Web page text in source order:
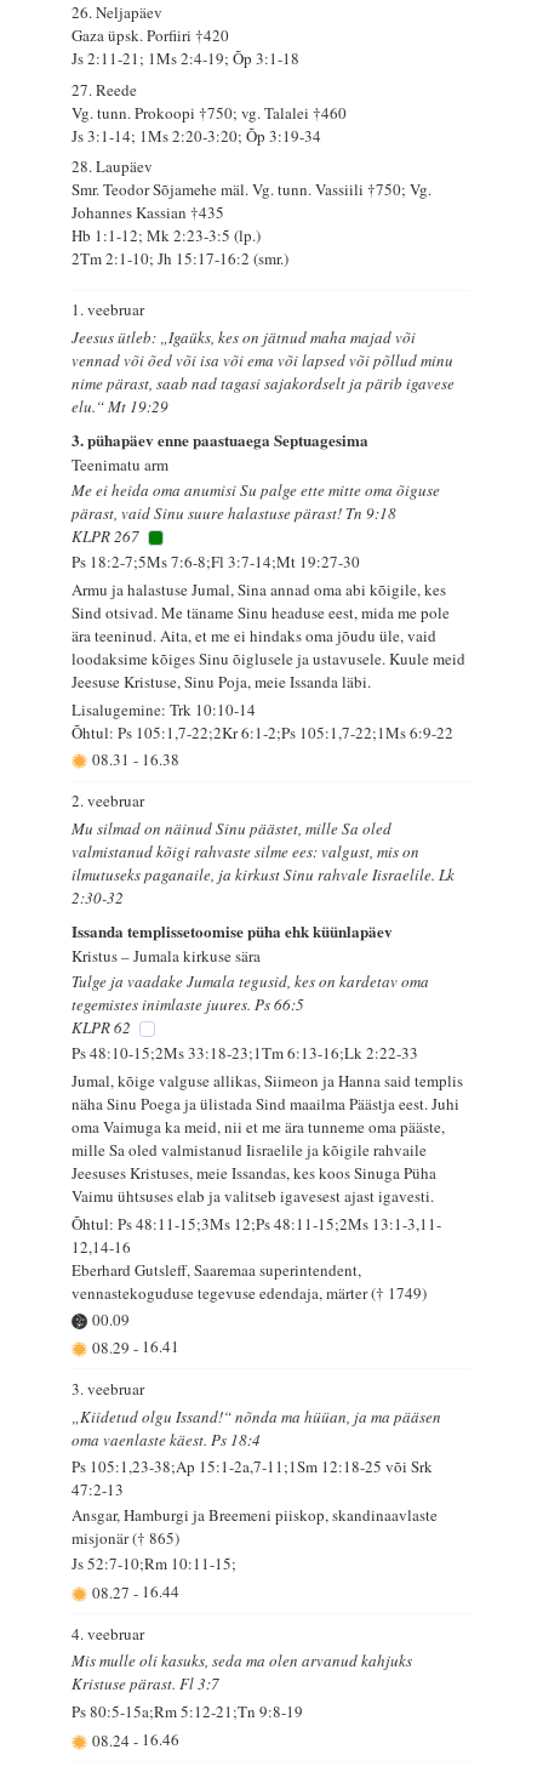
26. Neljapäev
Gaza üpsk. Porfiiri †420
Js 2:11-21; 1Ms 2:4-19; Õp 3:1-18
27. Reede
Vg. tunn. Prokoopi †750; vg. Talalei †460
Js 3:1-14; 1Ms 2:20-3:20; Õp 3:19-34
28. Laupäev
Smr. Teodor Sõjamehe mäl. Vg. tunn. Vassiili †750; Vg.
Johannes Kassian †435
Hb 1:1-12; Mk 2:23-3:5 (lp.)
2Tm 2:1-10; Jh 15:17-16:2 (smr.)
1. veebruar
Jeesus ütleb: „Igaüks, kes on jätnud maha majad või
vennad või õed või isa või ema või lapsed või põllud minu
nime pärast, saab nad tagasi sajakordselt ja pärib igavese
elu.“ Mt 19:29
3. pühapäev enne paastuaega Septuagesima
Teenimatu arm
Me ei heida oma anumisi Su palge ette mitte oma õiguse
pärast, vaid Sinu suure halastuse pärast! Tn 9:18
KLPR 267
Ps 18:2-7;5Ms 7:6-8;Fl 3:7-14;Mt 19:27-30
Armu ja halastuse Jumal, Sina annad oma abi kõigile, kes
Sind otsivad. Me täname Sinu headuse eest, mida me pole
ära teeninud. Aita, et me ei hindaks oma jõudu üle, vaid
loodaksime kõiges Sinu õiglusele ja ustavusele. Kuule meid
Jeesuse Kristuse, Sinu Poja, meie Issanda läbi.
Lisalugemine: Trk 10:10-14
Õhtul: Ps 105:1,7-22;2Kr 6:1-2;Ps 105:1,7-22;1Ms 6:9-22
08.31- 16.38
2. veebruar
Mu silmad on näinud Sinu päästet, mille Sa oled
valmistanud kõigi rahvaste silme ees: valgust, mis on
ilmutuseks paganaile, ja kirkust Sinu rahvale Iisraelile. Lk
2:30-32
Issanda templissetoomise püha ehk küünlapäev
Kristus – Jumala kirkuse sära
Tulge ja vaadake Jumala tegusid, kes on kardetav oma
tegemistes inimlaste juures. Ps 66:5
KLPR 62
Ps 48:10-15;2Ms 33:18-23;1Tm 6:13-16;Lk 2:22-33
Jumal, kõige valguse allikas, Siimeon ja Hanna said templis
näha Sinu Poega ja ülistada Sind maailma Päästja eest. Juhi
oma Vaimuga ka meid, nii et me ära tunneme oma pääste,
mille Sa oled valmistanud Iisraelile ja kõigile rahvaile
Jeesuses Kristuses, meie Issandas, kes koos Sinuga Püha
Vaimu ühtsuses elab ja valitseb igavesest ajast igavesti.
Õhtul: Ps 48:11-15;3Ms 12;Ps 48:11-15;2Ms 13:1-3,11-
12,14-16
Eberhard Gutsleff, Saaremaa superintendent,
vennastekoguduse tegevuse edendaja, märter († 1749)
00.09
08.29- 16.41
3. veebruar
„Kiidetud olgu Issand!“ nõnda ma hüüan, ja ma pääsen
oma vaenlaste käest. Ps 18:4
Ps 105:1,23-38;Ap 15:1-2a,7-11;1Sm 12:18-25 või Srk
47:2-13
Ansgar, Hamburgi ja Breemeni piiskop, skandinaavlaste
misjonär († 865)
Js 52:7-10;Rm 10:11-15;
08.27- 16.44
4. veebruar
Mis mulle oli kasuks, seda ma olen arvanud kahjuks
Kristuse pärast. Fl 3:7
Ps 80:5-15a;Rm 5:12-21;Tn 9:8-19
08.24- 16.46